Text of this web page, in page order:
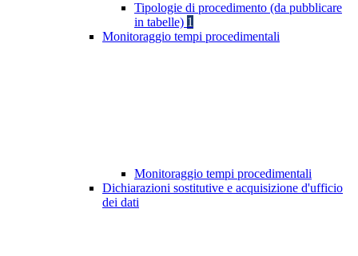
Tipologie di procedimento (da pubblicare
in tabelle) 1
Monitoraggio tempi procedimentali
Monitoraggio tempi procedimentali
Dichiarazioni sostitutive e acquisizione d'ufficio
dei dati